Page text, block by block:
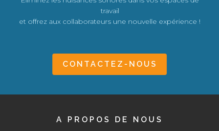
travail
et offrez aux collaborateurs une nouvelle expérience !
CONTACTEZ-NOUS
A PROPOS DE NOUS